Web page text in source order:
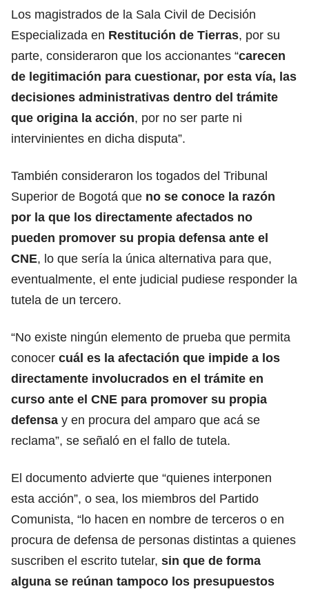
Los magistrados de la Sala Civil de Decisión
Especializada en Restitución de Tierras, por su
parte, consideraron que los accionantes “carecen
de legitimación para cuestionar, por esta vía, las
decisiones administrativas dentro del trámite
que origina la acción, por no ser parte ni
intervinientes en dicha disputa”.
También consideraron los togados del Tribunal
Superior de Bogotá que no se conoce la razón
por la que los directamente afectados no
pueden promover su propia defensa ante el
CNE, lo que sería la única alternativa para que,
eventualmente, el ente judicial pudiese responder la
tutela de un tercero.
“No existe ningún elemento de prueba que permita
conocer cuál es la afectación que impide a los
directamente involucrados en el trámite en
curso ante el CNE para promover su propia
defensa y en procura del amparo que acá se
reclama”, se señaló en el fallo de tutela.
El documento advierte que “quienes interponen
esta acción”, o sea, los miembros del Partido
Comunista, “lo hacen en nombre de terceros o en
procura de defensa de personas distintas a quienes
suscriben el escrito tutelar, sin que de forma
alguna se reúnan tampoco los presupuestos